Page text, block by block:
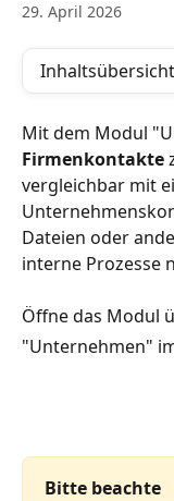
29. April 2026
Inhaltsübersicht
Mit dem Modul
Firmenkontakte
vergleichbar mit
Dateien oder
interne Prozesse
Öffne das Modul
"Unternehmen"
Bitte beachte